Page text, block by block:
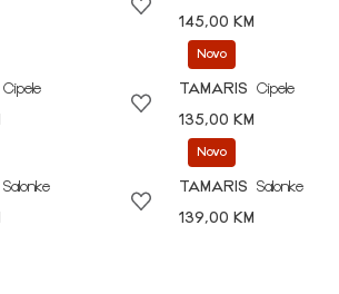
145,00 KM
Cipele
Novo
TAMARIS
Cipele
135,00 KM
Salonke
Novo
TAMARIS
Salonke
139,00 KM